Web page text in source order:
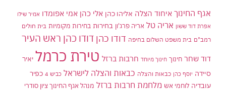
אגף החינוך איחוד הצלה אליהו כהן אלי כהן אמי אפומדו אמיר שילו
אפרת דוד ששון אריה טל אריה פרג'ון בחירות בחירות מקומיות בית חולים
רמב"ם בית משפט השלום בחיפה דודו כהן דודו כהן ראש העיר
דוד שחר חינוך חינוך מיוחד חרבות ברזל טירת כרמל יאיר
סיידה יוסף כהן כבאות והצלה כבאות והצלה לישראל כביש 4
כפיר
עובדיה לוחמי אש מלחמת חרבות ברזל מנהל אגף החינוך ציון סודרי